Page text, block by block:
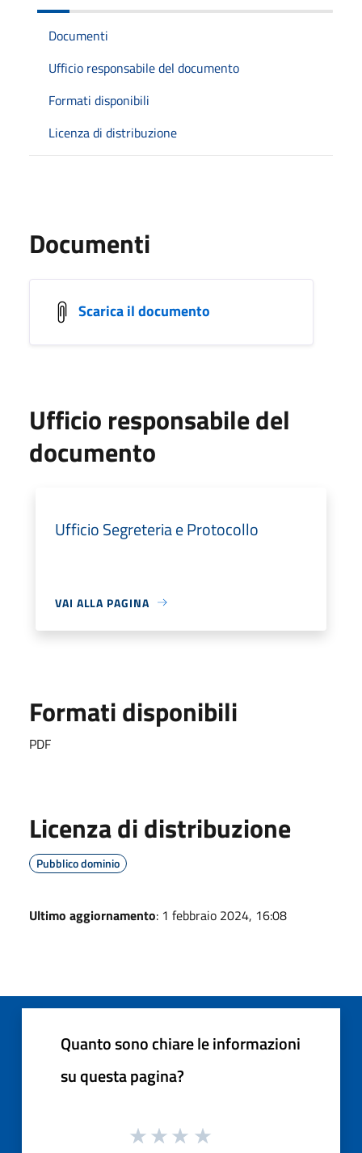
Documenti
Ufficio responsabile del documento
Formati disponibili
Licenza di distribuzione
Documenti
Scarica il documento
Ufficio responsabile del
documento
Ufficio Segreteria e Protocollo
VAI ALLA PAGINA
Formati disponibili
PDF
Licenza di distribuzione
Pubblico dominio
Ultimo aggiornamento: 1 febbraio 2024, 16:08
Quanto sono chiare le informazioni
su questa pagina?